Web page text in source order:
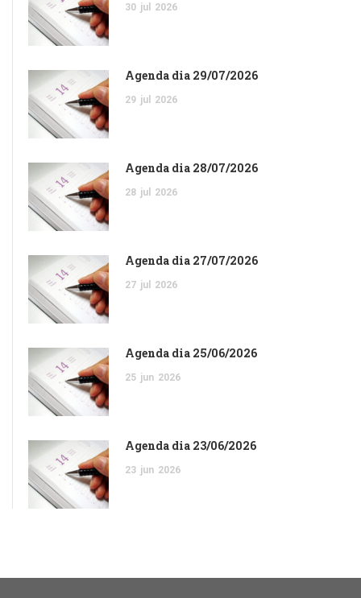
30 jul 2026
Agenda dia 29/07/2026
29 jul 2026
Agenda dia 28/07/2026
28 jul 2026
Agenda dia 27/07/2026
27 jul 2026
Agenda dia 25/06/2026
25 jun 2026
Agenda dia 23/06/2026
23 jun 2026